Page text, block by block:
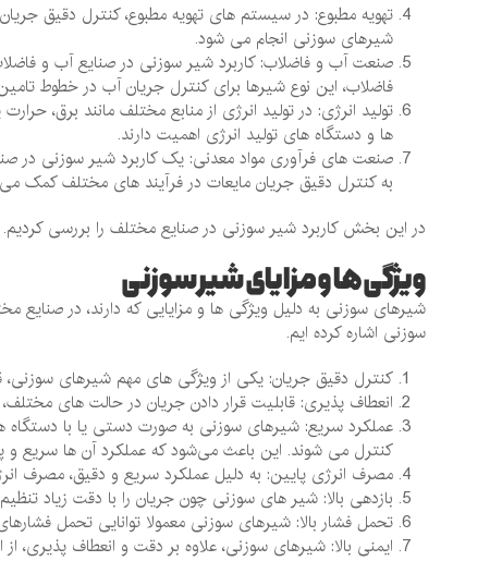
تهویه مطبوع: در سیستم‌ های تهویه مطبوع، کنترل دقیق
شیرهای سوزنی انجام می‌ شود.
صنعت آب و فاضلاب: کاربرد شیر سوزنی در صنایع آب و
فاضلاب، این نوع شیرها برای کنترل جریان آب در خطوط
تولید انرژی: در تولید انرژی از منابع مختلف مانند برق،
ها و دستگاه‌ های تولید انرژی اهمیت دارند.
صنعت ‌های فرآوری مواد معدنی: یک کاربرد شیر سوزنی در
به کنترل دقیق جریان مایعات در فرآیند های مختلف کمک می
در این بخش کاربرد شیر سوزنی در صنایع مختلف را بررسی کردیم.
ویژگی ها و مزایای شیر سوزنی
شیرهای سوزنی به دلیل ویژگی ‌ها و مزایایی که دارند، در صنایع
سوزنی اشاره کرده ایم.
کنترل دقیق جریان: یکی از ویژگی ‌های مهم شیرهای سوزنی،
انعطاف پذیری: قابلیت قرار دادن جریان در حالت های
عملکرد سریع: شیرهای سوزنی به صورت دستی یا با دستگاه‌
کنترل می‌ شوند. این باعث می‌شود که عملکرد آن ها سریع و
مصرف انرژی پایین: به دلیل عملکرد سریع و دقیق، مصرف
بازدهی بالا: شیر های سوزنی چون جریان را با دقت زیاد تنظیم
تحمل فشار بالا: شیرهای سوزنی معمولا توانایی تحمل
ایمنی بالا: شیرهای سوزنی، علاوه بر دقت و انعطاف‌ پذیری،